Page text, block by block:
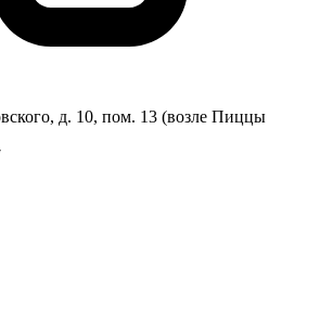
д. 10, пом. 13 (возле Пиццы